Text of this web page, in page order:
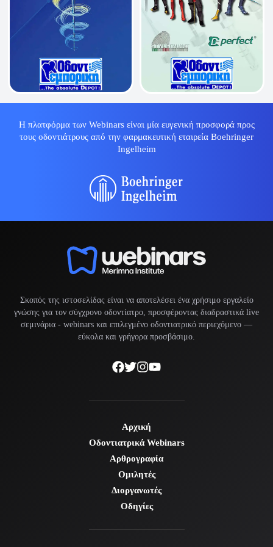
Η πλατφόρμα των Webinars είναι μία ευγενική προσφορά προς
τους οδοντιάτρους από την φαρμακευτική εταιρεία Boehringer
Ingelheim
Σκοπός της ιστοσελίδας είναι να αποτελέσει ένα χρήσιμο εργαλείο
γνώσης για τον σύγχρονο οδοντίατρο, προσφέροντας διαδραστικά live
σεμινάρια - webinars και επιλεγμένο οδοντιατρικό περιεχόμενο —
εύκολα και γρήγορα προσβάσιμο.
Αρχική
Οδοντιατρικά Webinars
Αρθρογραφία
Ομιλητές
Διοργανωτές
Οδηγίες